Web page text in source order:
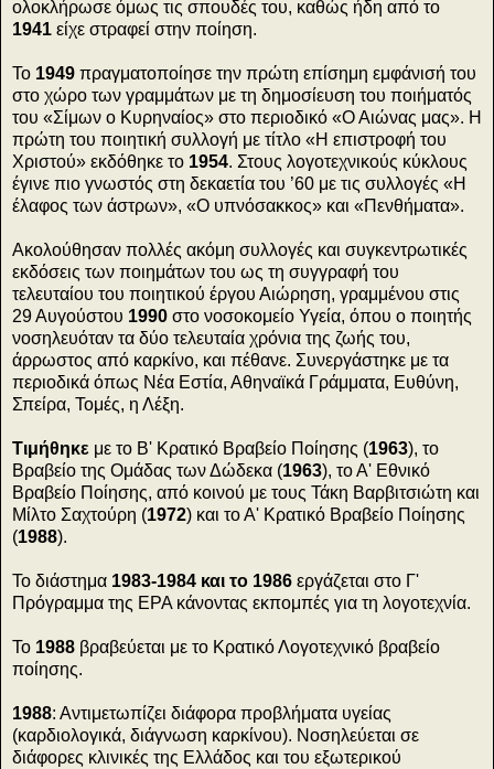
ολοκλήρωσε όμως τις σπουδές του, καθώς ήδη από το
1941 είχε στραφεί στην ποίηση.
Το 1949 πραγματοποίησε την πρώτη επίσημη εμφάνισή του
στο χώρο των γραμμάτων με τη δημοσίευση του ποιήματός
του «Σίμων ο Κυρηναίος» στο περιοδικό «Ο Αιώνας μας». Η
πρώτη του ποιητική συλλογή με τίτλο «Η επιστροφή του
Χριστού» εκδόθηκε το 1954. Στους λογοτεχνικούς κύκλους
έγινε πιο γνωστός στη δεκαετία του ’60 με τις συλλογές «Η
έλαφος των άστρων», «Ο υπνόσακκος» και «Πενθήματα».
Ακολούθησαν πολλές ακόμη συλλογές και συγκεντρωτικές
εκδόσεις των ποιημάτων του ως τη συγγραφή του
τελευταίου του ποιητικού έργου Αιώρηση, γραμμένου στις
29 Αυγούστου 1990 στο νοσοκομείο Υγεία, όπου ο ποιητής
νοσηλευόταν τα δύο τελευταία χρόνια της ζωής του,
άρρωστος από καρκίνο, και πέθανε. Συνεργάστηκε με τα
περιοδικά όπως Νέα Εστία, Αθηναϊκά Γράμματα, Ευθύνη,
Σπείρα, Τομές, η Λέξη.
Τιμήθηκε με το Β' Κρατικό Βραβείο Ποίησης (1963), το
Βραβείο της Ομάδας των Δώδεκα (1963), το Α' Εθνικό
Βραβείο Ποίησης, από κοινού με τους Τάκη Βαρβιτσιώτη και
Μίλτο Σαχτούρη (1972) και το Α' Κρατικό Βραβείο Ποίησης
(1988).
Το διάστημα 1983-1984 και το 1986 εργάζεται στο Γ'
Πρόγραμμα της ΕΡΑ κάνοντας εκπομπές για τη λογοτεχνία.
Το 1988 βραβεύεται με το Κρατικό Λογοτεχνικό βραβείο
ποίησης.
1988: Αντιμετωπίζει διάφορα προβλήματα υγείας
(καρδιολογικά, διάγνωση καρκίνου). Νοσηλεύεται σε
διάφορες κλινικές της Ελλάδος και του εξωτερικού